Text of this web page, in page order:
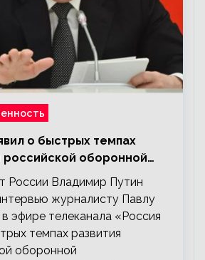
о быстрых темпах
российской оборонной
России Владимир Путин
журналисту Павлу
эфире телеканала «Россия
темпах развития
оборонной